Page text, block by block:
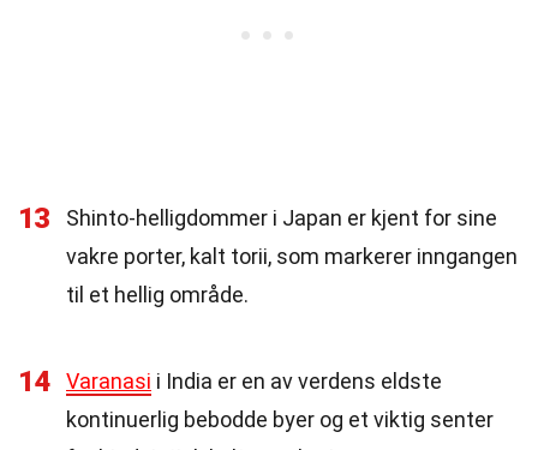
13
Shinto-helligdommer i Japan er kjent for sine
vakre porter, kalt torii, som markerer inngangen
til et hellig område.
14 Varanasi i India er en av verdens eldste
kontinuerlig bebodde byer og et viktig senter